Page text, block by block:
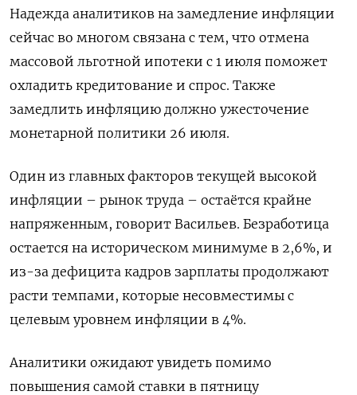
Надежда аналитиков на замедление инфляции
сейчас во многом связана с тем, что отмена
массовой льготной ипотеки с 1 июля поможет
охладить кредитование и спрос. Также
замедлить инфляцию должно ужесточение
монетарной политики 26 июля.
Один из главных факторов текущей высокой
инфляции – рынок труда – остаётся крайне
напряженным, говорит Васильев. Безработица
остается на историческом минимуме в 2,6%, и
из-за дефицита кадров зарплаты продолжают
расти темпами, которые несовместимы с
целевым уровнем инфляции в 4%.
Аналитики ожидают увидеть помимо
повышения самой ставки в пятницу